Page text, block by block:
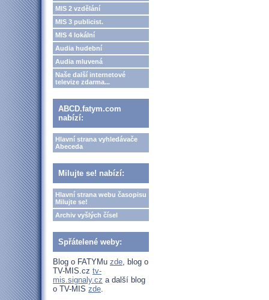
MIS 2 vzdělání
MIS 3 publicist.
MIS 4 lokální
Audia hudební
Audia mluvená
Naše další internetové
televize zdarma...
ABCD.fatym.com
nabízí:
Hlavní strana vyhledávače
Abeceda
Milujte se! nabízí:
Hlavní strana webu časopisu
Milujte se!
Archiv vyšlých čísel
Spřátelené weby:
Blog o FATYMu zde, blog o
TV-MIS.cz tv-
mis.signaly.cz a další blog
o TV-MIS zde.